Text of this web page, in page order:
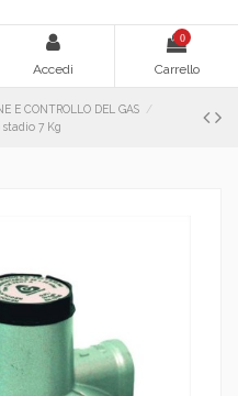
Accedi
0
Carrello
E CONTROLLO DEL GAS
stadio 7 Kg